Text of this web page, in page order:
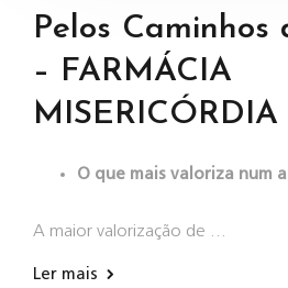
Pelos Caminhos
– FARMÁCIA
O que mais valoriza num
A maior valorização de …
Ler mais